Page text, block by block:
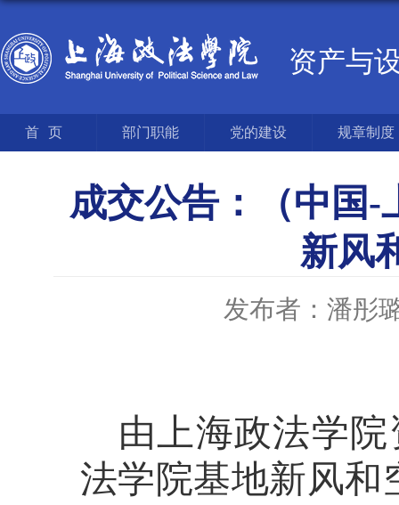
资产与
首页 部门职能 党的建设 规章制度
成交公告：（中国-
新风
发布者：潘彤
由上海政法学
法学院基地新风和